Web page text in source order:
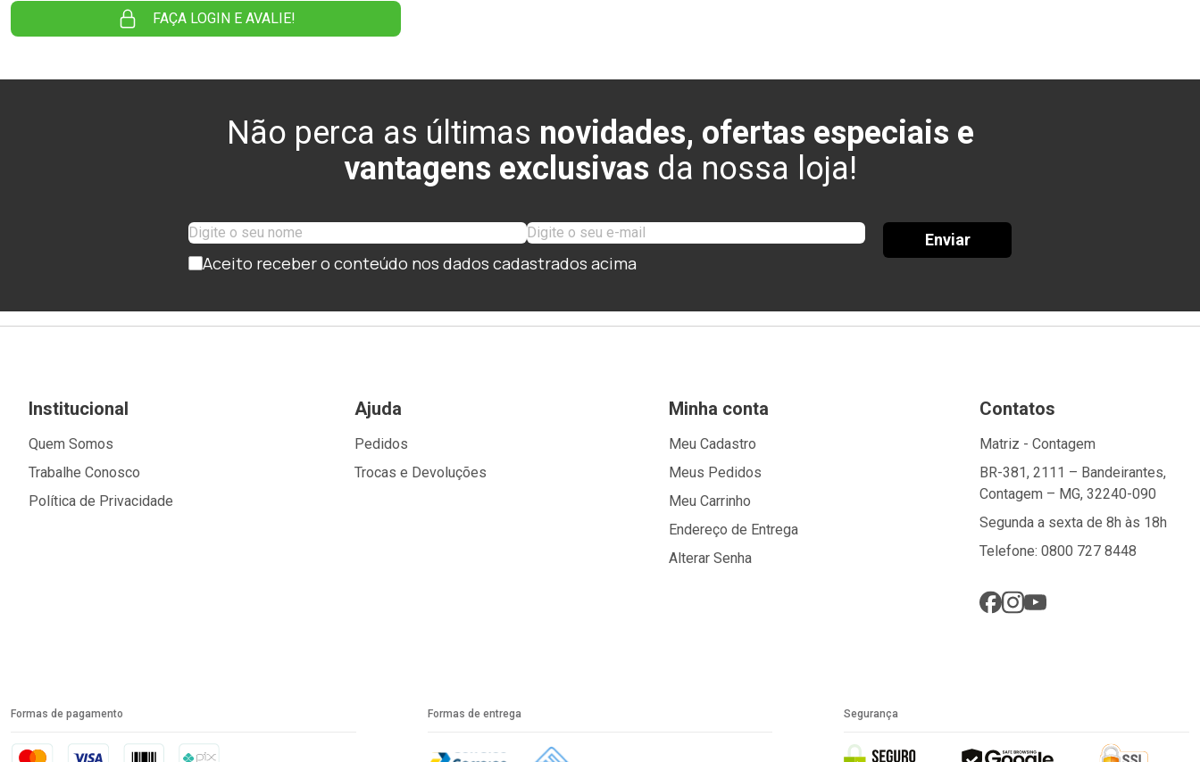
FAÇA LOGIN E AVALIE!
Não perca as últimas novidades, ofertas especiais e
vantagens exclusivas da nossa loja!
Aceito receber o conteúdo nos dados cadastrados acima
Enviar
Institucional
Quem Somos
Trabalhe Conosco
Política de Privacidade
Ajuda
Pedidos
Trocas e Devoluções
Minha conta
Meu Cadastro
Meus Pedidos
Meu Carrinho
Endereço de Entrega
Alterar Senha
Contatos
Matriz - Contagem
BR-381, 2111 – Bandeirantes,
Contagem – MG, 32240-090
Segunda a sexta de 8h às 18h
Telefone: 0800 727 8448
Formas de pagamento Formas de entrega Segurança